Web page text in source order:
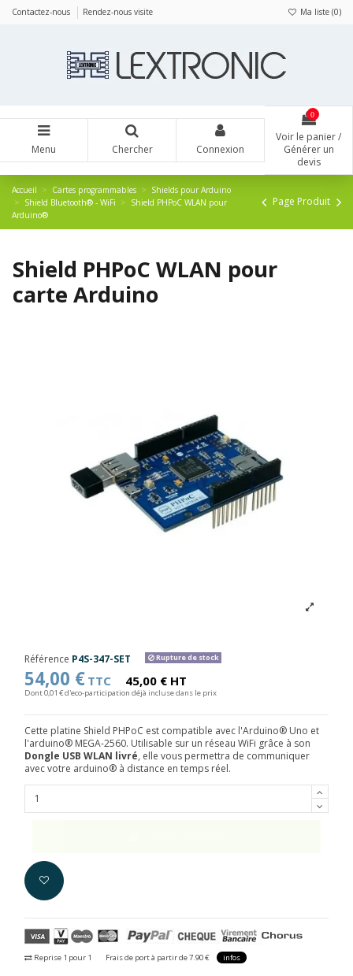
Contactez-nous Rendez-nous visite Ma liste (0)
Menu Chercher Connexion
0
Voir le panier /
Générer un
devis
Accueil Cartes programmables
Shields pour Arduino
Shield Bluetooth® - WiFi
Shield PHPoC WLAN pour
Arduino®
Page Produit
Shield PHPoC WLAN pour
carte Arduino
Référence P4S-347-SET Rupture de stock
54,00 € TTC 45,00 € HT
Dont 0,01 € d'eco-participation déjà incluse dans le prix
Cette platine Shield PHPoC est compatible avec l'Arduino® Uno et
l'arduino® MEGA-2560. Utilisable sur un réseau WiFi grâce à son
Dongle USB WLAN livré, elle vous permettra de communiquer
avec votre arduino® à distance en temps réel.
Reprise 1 pour 1 Frais de port à partir de 7.90 € infos
Panneau de gestion des cookies